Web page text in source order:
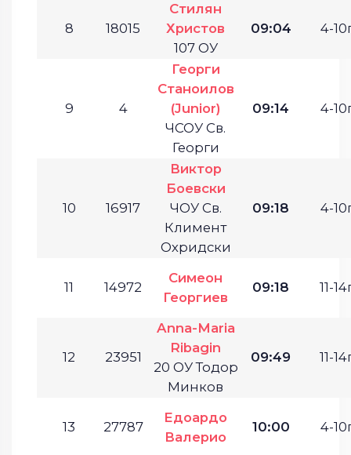
8 18015
Стилян
Христов
107 ОУ
09:04 4-
9 4
Георги
Станоилов
(Junior)
ЧСОУ Св.
Георги
09:14 4-
10 16917
Виктор
Боевски
ЧОУ Св.
Климент
Охридски
09:18 4-
11 14972
Симеон
Георгиев
09:18 11-
12 23951
Anna-Maria
Ribagin
20 ОУ Тодор
Минков
09:49 11-
13 27787
Едоардо
Валерио
10:00 4-